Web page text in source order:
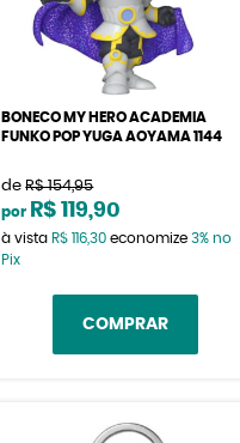
BONECO MY HERO ACADEMIA
FUNKO POP YUGA AOYAMA 1144
de R$ 154,95
por R$ 119,90
à vista R$ 116,30 economize3% no
Pix
COMPRAR